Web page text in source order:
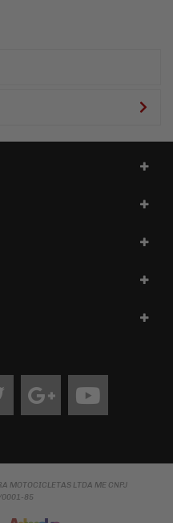
twitter googleYoutube
MOTOCICLETAS LTDA ME CNPJ
85